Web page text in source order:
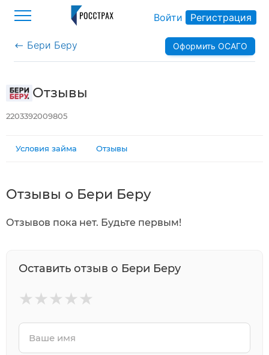
Войти Регистрация
Бери Беру
> Оформить ОСАГО
Отзывы
2203392009805
Условия займа Отзывы
Отзывы о Бери Беру
Отзывов пока нет. Будьте первым!
Оставить отзыв о Бери Беру
★
★
★
★
★